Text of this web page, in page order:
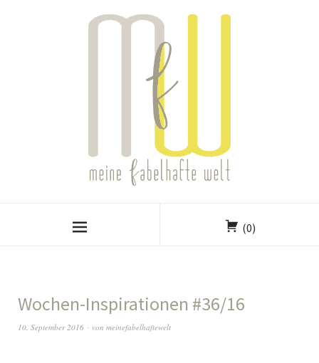
(0)
Wochen-Inspirationen #36/16
10. September 2016 von meinefabelhaftewelt